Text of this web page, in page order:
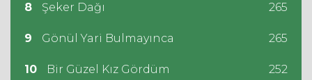
8 Şeker Dağı 265
9 Gönül Yari Bulmayınca 265
10 Bir Güzel Kız Gördüm 252